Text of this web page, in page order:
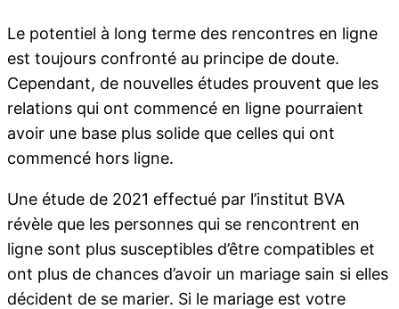
Le potentiel à long terme des rencontres en ligne
est toujours confronté au principe de doute.
Cependant, de nouvelles études prouvent que les
relations qui ont commencé en ligne pourraient
avoir une base plus solide que celles qui ont
commencé hors ligne.
Une étude de 2021 effectué par l’institut BVA
révèle que les personnes qui se rencontrent en
ligne sont plus susceptibles d’être compatibles et
ont plus de chances d’avoir un mariage sain si elles
décident de se marier. Si le mariage est votre